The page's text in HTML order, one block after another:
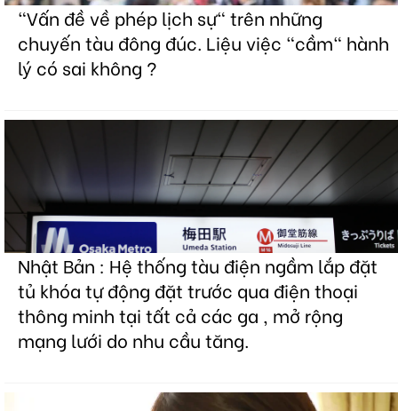
"Vấn đề về phép lịch sự" trên những
chuyến tàu đông đúc. Liệu việc "cầm" hành
lý có sai không ?
Nhật Bản : Hệ thống tàu điện ngầm lắp đặt
tủ khóa tự động đặt trước qua điện thoại
thông minh tại tất cả các ga , mở rộng
mạng lưới do nhu cầu tăng.